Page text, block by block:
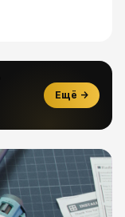
Ещё →